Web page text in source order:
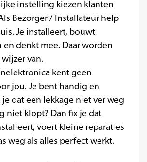
instelling kiezen klanten
Bezorger / Installateur help
Je installeert, bouwt
en denkt mee. Daar worden
van.
kent geen
jou. Je bent handig en
dat een lekkage niet ver weg
niet klopt? Dan fix je dat
voert kleine reparaties
weg als alles perfect werkt.